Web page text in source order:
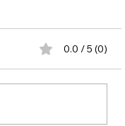
0.0 / 5 (0)